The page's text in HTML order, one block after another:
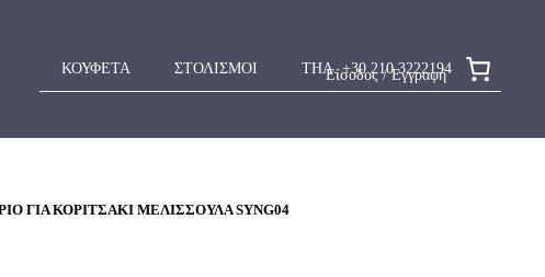
Είσοδος / Εγγραφή
ΚΟΥΦΕΤΑ ΣΤΟΛΙΣΜΟΙ ΤΗΛ. +30 210 3222194
ΓΙΑ ΚΟΡΙΤΣΆΚΙ ΜΕΛΙΣΣΟΎΛΑ SYNG04